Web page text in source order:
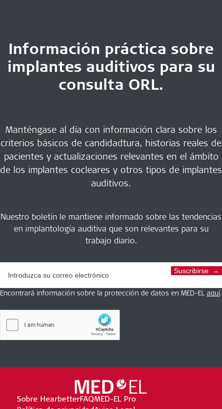
Información práctica sobre
implantes auditivos para su
consulta ORL.
Manténgase al día con información clara sobre los
criterios básicos de candidadtura, historias reales de
pacientes y actualizaciones relevantes en el ámbito
de los implantes cocleares y otros tipos de implantes
auditivos.
Nuestro boletín le mantiene informado sobre las tendencias
en implantología auditiva que son relevantes para su
trabajo diario.
Suscribirse
Encontrará información sobre la protección de datos en MED-EL aquí.
Sobre HearbetterFAQMED-EL Pro